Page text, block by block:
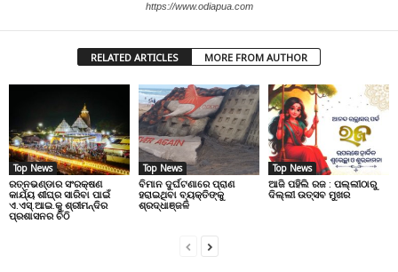
https://www.odiapua.com
RELATED ARTICLES MORE FROM AUTHOR
Top News
ରତ୍ନଭଣ୍ଡାର ସଂରକ୍ଷଣ
କାର୍ଯ୍ୟ ଶୀଘ୍ର ସାରିବା ପାଇଁ
ଏ.ଏସ୍.ଆଇ.କୁ ଶ୍ରୀମନ୍ଦିର
ପ୍ରଶାସନର ଚିଠି
Top News
ବିମାନ ଦୁର୍ଘଟଣାରେ ପ୍ରାଣ
ହରାଇଥିବା ବ୍ୟକ୍ତିଙ୍କୁ
ଶ୍ରଦ୍ଧାଞ୍ଜଳି
Top News
ଆଜି ପହିଲି ରଜ : ପଲ୍ଲୀଠାରୁ
ଦିଲ୍ଲୀ ଉତ୍ସବ ମୁଖର